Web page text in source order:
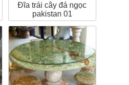
Đĩa trái cây đá ngọc
pakistan 01